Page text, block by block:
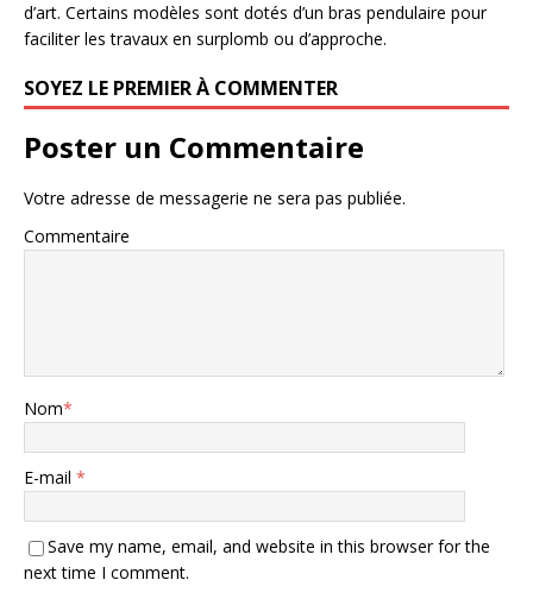
d’art. Certains modèles sont dotés d’un bras pendulaire pour
faciliter les travaux en surplomb ou d’approche.
SOYEZ LE PREMIER À COMMENTER
Poster un Commentaire
Votre adresse de messagerie ne sera pas publiée.
Commentaire
Nom*
E-mail *
Save my name, email, and website in this browser for the
next time I comment.